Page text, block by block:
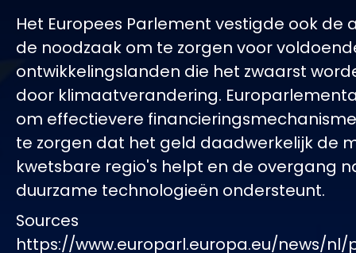
Het Europees Parlement vestigde ook de
de noodzaak om te zorgen voor
ontwikkelingslanden die het zwaarst
door klimaatverandering.
om effectievere
te zorgen dat het geld daadwerkelijk de
kwetsbare regio's helpt en de overgang
duurzame technologieën ondersteunt.
Sources
https://www.europarl.europa.eu/news/nl/